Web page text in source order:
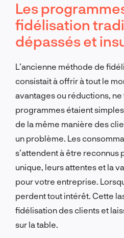
Les
fidélisation
dépassés et
L’ancienne méthode de
consistait à offrir à tout le
avantages ou réductions,
programmes étaient
de la même manière des
un problème. Les
s’attendent à être
unique, leurs attentes et la
pour votre entreprise.
perdent tout intérêt. Cette
fidélisation des clients et
sur la table.